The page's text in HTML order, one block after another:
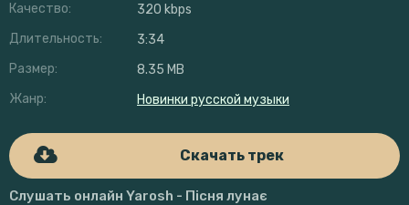
Качество:
320 kbps
Длительность:
3:34
Размер:
8.35 MB
Жанр:
Новинки русской музыки
Скачать трек
Слушать онлайн Yarosh - Пісня лунає